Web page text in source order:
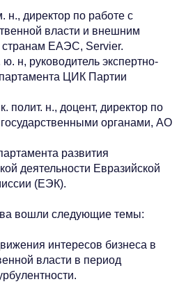
н., директор по работе с
власти и внешним
ЕАЭС, Servier.
н, руководитель экспертно-
ЦИК Партии
полит. н., доцент, директор по
органами, АО
развития
деятельности Евразийской
(ЕЭК).
вошли следующие темы:
интересов бизнеса в
власти в период